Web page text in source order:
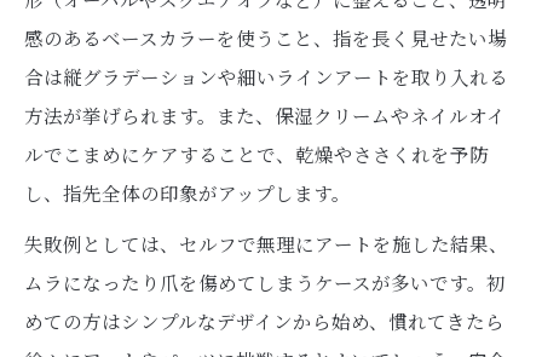
感のあるベースカラーを使うこと、指を長く見せたい場
合は縦グラデーションや細いラインアートを取り入れる
方法が挙げられます。また、保湿クリームやネイルオイ
ルでこまめにケアすることで、乾燥やささくれを予防
し、指先全体の印象がアップします。
失敗例としては、セルフで無理にアートを施した結果、
ムラになったり爪を傷めてしまうケースが多いです。初
めての方はシンプルなデザインから始め、慣れてきたら